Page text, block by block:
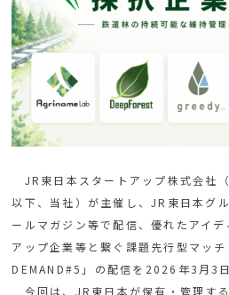
JR東日本スタートアップ株式会社
以下、当社）が主催し、JR東日本グ
ールマガジン等で配信、優れたアイ
アップ企業等と繋ぐ課題先行型マッ
DEMAND#5」の配信を2026年3月3
今回は、JR東日本が保有・管理す